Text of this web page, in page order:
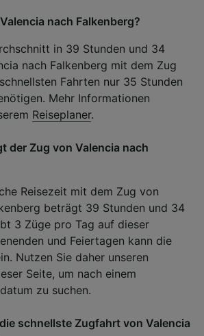
nach Falkenberg?
in 39 Stunden und 34
nach Falkenberg mit dem Zug
Fahrten nur 35 Stunden
Mehr Informationen
Reiseplaner.
der Zug von Valencia nach
Reisezeit mit dem Zug von
beträgt 39 Stunden und 34
3 Züge pro Tag auf dieser
und Feiertagen kann die
Nutzen Sie daher unseren
Seite, um nach einem
zu suchen.
schnellste Zugfahrt von Valencia